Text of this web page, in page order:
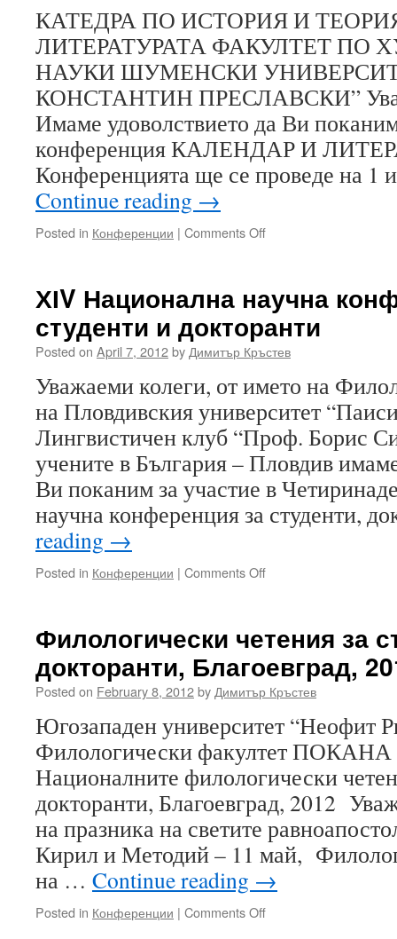
КАТЕДРА ПО ИСТОРИЯ И
ЛИТЕРАТУРАТА ФАКУЛТЕТ ПО
НАУКИ ШУМЕНСКИ
КОНСТАНТИН ПРЕСЛАВСКИ”
Имаме удоволствието да Ви
конференция КАЛЕНДАР И
Конференцията ще се проведе на 1
Continue reading →
Posted in Конференции | Comments Offon
литература”
–
Шумен
2012
ХІV Национална научна
студенти и докторанти
Posted on April 7, 2012by Димитър Кръстев
Уважаеми колеги, от името на
на Пловдивския университет
Лингвистичен клуб “Проф. Борис
учените в България – Пловдив
Ви поканим за участие в
научна конференция за студенти,
reading →
Posted in Конференции | Comments Offon
конференция
за
студенти
и
Филологически четения за
докторанти, Благоевград,
Posted on February 8, 2012by Димитър Кръстев
Югозападен университет “Неофит
Филологически факултет ПОКАНА
Националните филологически
докторанти, Благоевград, 2012
на празника на светите
Кирил и Методий – 11 май,
на … Continue reading →
Posted in Конференции | Comments Offon